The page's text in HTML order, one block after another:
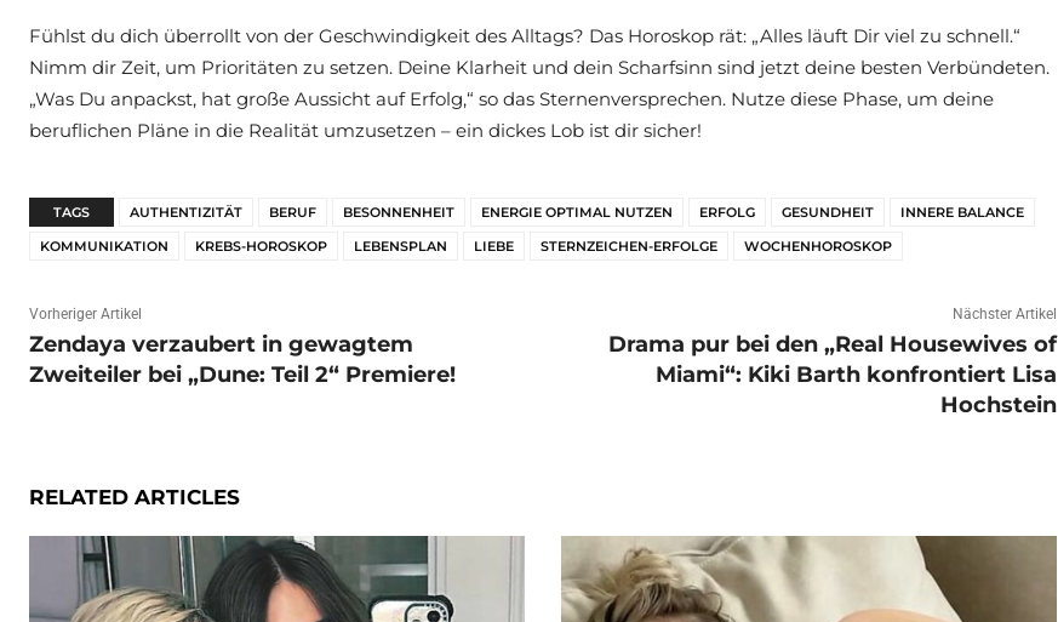
Fühlst du dich überrollt von der Geschwindigkeit des Alltags? Das Horoskop rät: „Alles läuft Dir viel zu schnell.“
Nimm dir Zeit, um Prioritäten zu setzen. Deine Klarheit und dein Scharfsinn sind jetzt deine besten Verbündeten.
„Was Du anpackst, hat große Aussicht auf Erfolg,“ so das Sternenversprechen. Nutze diese Phase, um deine
beruflichen Pläne in die Realität umzusetzen – ein dickes Lob ist dir sicher!
TAGS AUTHENTIZITÄT BERUF BESONNENHEIT ENERGIE OPTIMAL NUTZEN ERFOLG GESUNDHEIT
INNERE BALANCE
KOMMUNIKATION
KREBS-HOROSKOP LEBENSPLAN LIEBE STERNZEICHEN-ERFOLGE WOCHENHOROSKOP
Vorheriger Artikel
Zendaya verzaubert in gewagtem
Zweiteiler bei „Dune: Teil 2“ Premiere!
Nächster Artikel
Drama pur bei den „Real Housewives of
Miami“: Kiki Barth konfrontiert Lisa
Hochstein
RELATED ARTICLES